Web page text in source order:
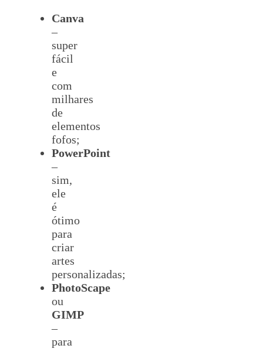
Canva
–
super
fácil
e
com
milhares
de
elementos
fofos;
PowerPoint
–
sim,
ele
é
ótimo
para
criar
artes
personalizadas;
PhotoScape
ou
GIMP
–
para